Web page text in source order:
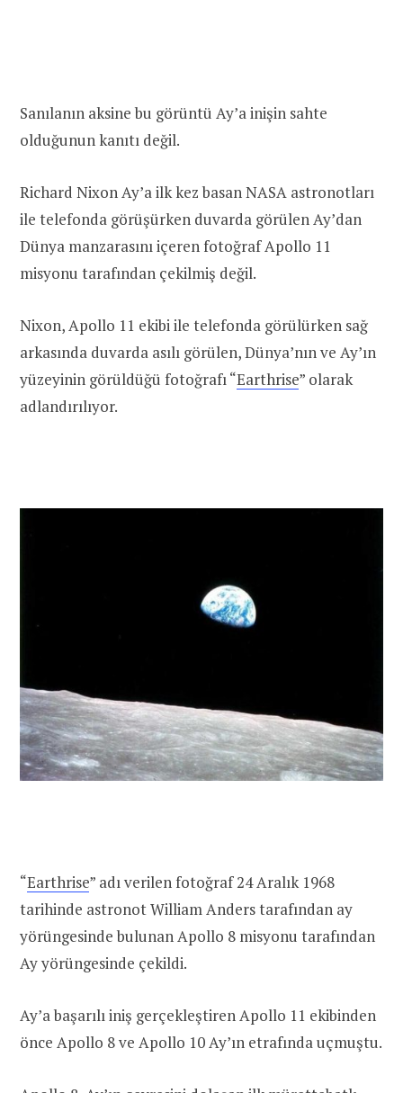
Sanılanın aksine bu görüntü Ay’a inişin sahte
olduğunun kanıtı değil.
Richard Nixon Ay’a ilk kez basan NASA astronotları
ile telefonda görüşürken duvarda görülen Ay’dan
Dünya manzarasını içeren fotoğraf Apollo 11
misyonu tarafından çekilmiş değil.
Nixon, Apollo 11 ekibi ile telefonda görülürken sağ
arkasında duvarda asılı görülen, Dünya’nın ve Ay’ın
yüzeyinin görüldüğü fotoğrafı “Earthrise” olarak
adlandırılıyor.
“Earthrise” adı verilen fotoğraf 24 Aralık 1968
tarihinde astronot William Anders tarafından ay
yörüngesinde bulunan Apollo 8 misyonu tarafından
Ay yörüngesinde çekildi.
Ay’a başarılı iniş gerçekleştiren Apollo 11 ekibinden
önce Apollo 8 ve Apollo 10 Ay’ın etrafında uçmuştu.